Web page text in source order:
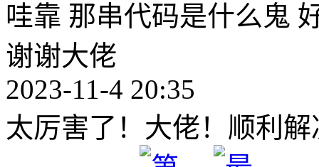
哇靠 那串代码是什么鬼
谢谢大佬
2023-11-4 20:35
太厉害了！大佬！顺利解